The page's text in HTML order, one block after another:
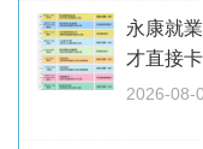
永康就
才直接
2026-08-